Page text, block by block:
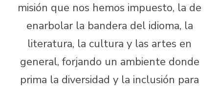
misión que nos hemos impuesto, la de
enarbolar la bandera del idioma, la
literatura, la cultura y las artes en
general, forjando un ambiente donde
prima la diversidad y la inclusión para